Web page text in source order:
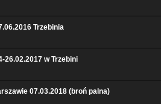
Trzebinia
26.02.2017 w Trzebini
07.03.2018 (broń palna)